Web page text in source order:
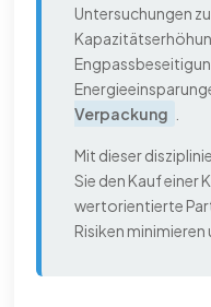
Untersuchungen
Verpackung
Mit dieser
Sie den Kauf einer
wertorientierte
Risiken minimieren